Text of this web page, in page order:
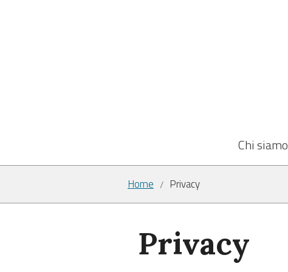
Chi siamo
Home / Privacy
Privacy